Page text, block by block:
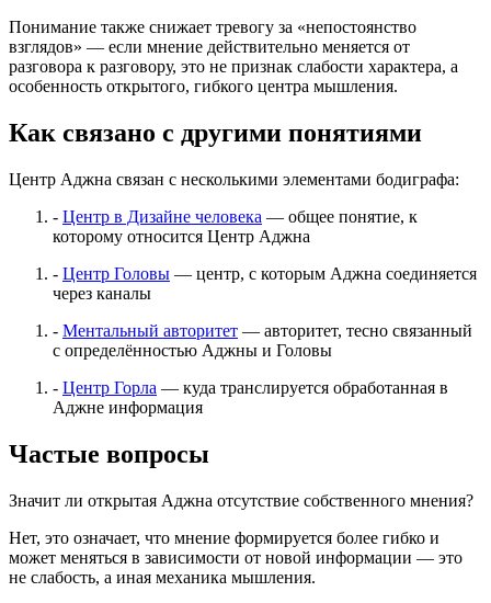
Понимание также снижает тревогу за «непостоянство
взглядов» — если мнение действительно меняется от
разговора к разговору, это не признак слабости характера, а
особенность открытого, гибкого центра мышления.
Как связано с другими понятиями
Центр Аджна связан с несколькими элементами бодиграфа:
- Центр в Дизайне человека — общее понятие, к
которому относится Центр Аджна
- Центр Головы — центр, с которым Аджна соединяется
через каналы
- Ментальный авторитет — авторитет, тесно связанный
с определённостью Аджны и Головы
- Центр Горла — куда транслируется обработанная в
Аджне информация
Частые вопросы
Значит ли открытая Аджна отсутствие собственного мнения?
Нет, это означает, что мнение формируется более гибко и
может меняться в зависимости от новой информации — это
не слабость, а иная механика мышления.